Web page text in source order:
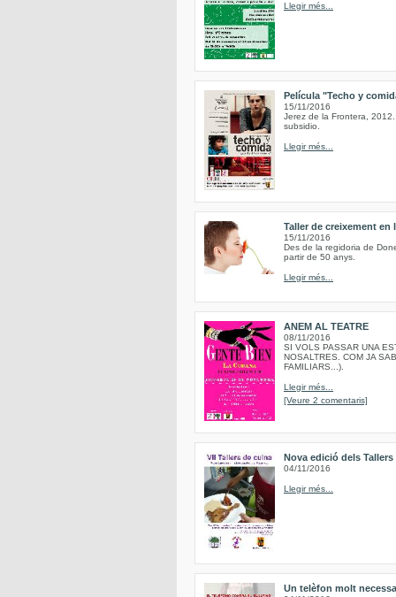
Llegir més...
Película "Techo y
15/11/2016
Jerez de la Frontera,
subsidio.
Llegir més...
Taller de creixement en
15/11/2016
Des de la regidoria de
partir de 50 anys.
Llegir més...
ANEM AL TEATRE
08/11/2016
SI VOLS PASSAR UNA
NOSALTRES. COM JA
FAMILIARS...).
Llegir més...
[Veure 2 comentaris]
Nova edició dels
04/11/2016
Llegir més...
Un telèfon molt